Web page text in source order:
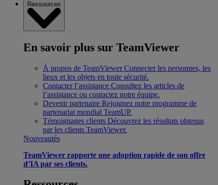
Ressources
En savoir plus sur TeamViewer
À propos de TeamViewer Connecter les personnes, les
lieux et les objets en toute sécurité.
Contacter l’assistance Consultez les articles de
l’assistance ou contactez notre équipe.
Devenir partenaire Rejoignez notre programme de
partenariat mondial TeamUP.
Témoignages clients Découvrez les résultats obtenus
par les clients TeamViewer.
Nouveautés
TeamViewer rapporte une adoption rapide de son offre
d’IA par ses clients.